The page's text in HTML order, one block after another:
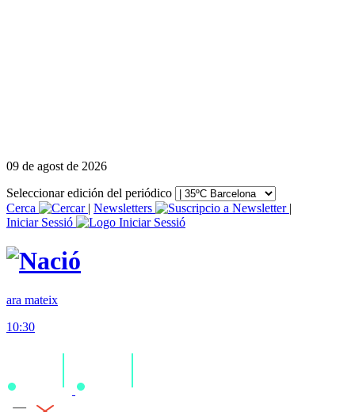
09 de agost de 2026
Seleccionar edición del periódico
Cerca
| Newsletters
|
Iniciar Sessió
ara mateix
10:30